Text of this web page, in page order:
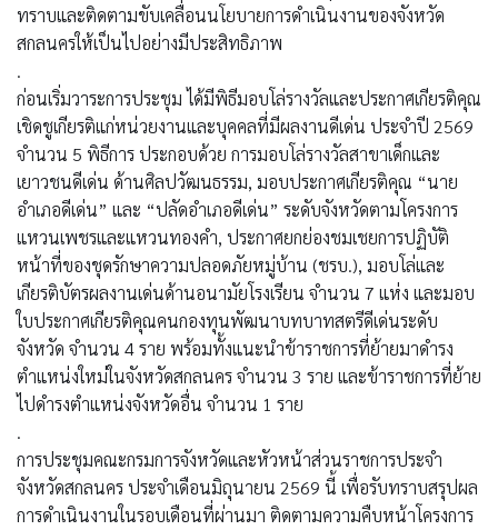
ทราบและติดตามขับเคลื่อนนโยบายการดำเนินงานของจังหวัด
สกลนครให้เป็นไปอย่างมีประสิทธิภาพ
.
ก่อนเริ่มวาระการประชุม ได้มีพิธีมอบโล่รางวัลและประกาศเกียรติคุณ
เชิดชูเกียรติแก่หน่วยงานและบุคคลที่มีผลงานดีเด่น ประจำปี 2569
จำนวน 5 พิธีการ ประกอบด้วย การมอบโล่รางวัลสาขาเด็กและ
เยาวชนดีเด่น ด้านศิลปวัฒนธรรม, มอบประกาศเกียรติคุณ “นาย
อำเภอดีเด่น” และ “ปลัดอำเภอดีเด่น” ระดับจังหวัดตามโครงการ
แหวนเพชรและแหวนทองคำ, ประกาศยกย่องชมเชยการปฏิบัติ
หน้าที่ของชุดรักษาความปลอดภัยหมู่บ้าน (ชรบ.), มอบโล่และ
เกียรติบัตรผลงานเด่นด้านอนามัยโรงเรียน จำนวน 7 แห่ง และมอบ
ใบประกาศเกียรติคุณคนกองทุนพัฒนาบทบาทสตรีดีเด่นระดับ
จังหวัด จำนวน 4 ราย พร้อมทั้งแนะนำข้าราชการที่ย้ายมาดำรง
ตำแหน่งใหม่ในจังหวัดสกลนคร จำนวน 3 ราย และข้าราชการที่ย้าย
ไปดำรงตำแหน่งจังหวัดอื่น จำนวน 1 ราย
.
การประชุมคณะกรมการจังหวัดและหัวหน้าส่วนราชการประจำ
จังหวัดสกลนคร ประจำเดือนมิถุนายน 2569 นี้ เพื่อรับทราบสรุปผล
การดำเนินงานในรอบเดือนที่ผ่านมา ติดตามความคืบหน้าโครงการ